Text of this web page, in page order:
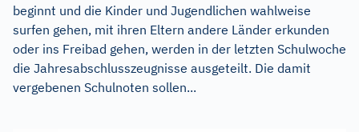
beginnt und die Kinder und Jugendlichen wahlweise
surfen gehen, mit ihren Eltern andere Länder erkunden
oder ins Freibad gehen, werden in der letzten Schulwoche
die Jahresabschlusszeugnisse ausgeteilt. Die damit
vergebenen Schulnoten sollen...